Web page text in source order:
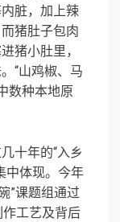
脏，加上辣
猪肚子包肉
猪小肚里，
“山鸡椒、马
数种本地原
十年的“入乡
中体现。今年
”课题组通过
工艺及背后